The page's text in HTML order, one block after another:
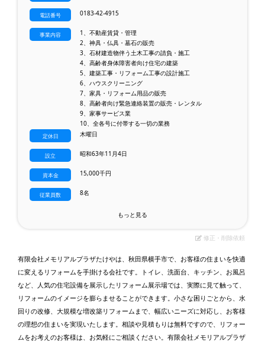
電話番号 0183-42-4915
事業内容
1、不動産賃貸・管理
2、神具・仏具・墓石の販売
3、石材建造物伴う土木工事の請負・施工
4、高齢者身体障害者向け住宅の建築
5、建築工事・リフォーム工事の設計施工
6、ハウスクリーニング
7、家具・リフォーム用品の販売
8、高齢者向け緊急連絡装置の販売・レンタル
9、家事サービス業
10、全各号に付帯する一切の業務
定休日 木曜日
設立 昭和63年11月4日
資本金 15,000千円
従業員数 8名
もっと見る
修正・削除依頼
有限会社メモリアルプラザたけやは、秋田県横手市で、お客様の住まいを快適
に変えるリフォームを手掛ける会社です。トイレ、洗面台、キッチン、お風呂
など、人気の住宅設備を展示したリフォーム展示場では、実際に見て触って、
リフォームのイメージを膨らませることができます。小さな困りごとから、水
回りの改修、大規模な増改築リフォームまで、幅広いニーズに対応し、お客様
の理想の住まいを実現いたします。相談や見積もりは無料ですので、リフォー
ムをお考えのお客様は、お気軽にご相談ください。有限会社メモリアルプラザ